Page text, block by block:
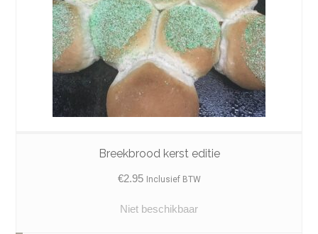
Breekbrood kerst editie
€2.95 Inclusief BTW
Niet beschikbaar